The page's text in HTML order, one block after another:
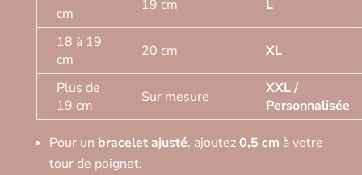
cm
19 cm L
18 à 19
cm
20 cm XL
Plus de
19 cm
Sur mesure
XXL /
Personnalisée
Pour un bracelet ajusté, ajoutez0,5 cm à votre
tour de poignet.